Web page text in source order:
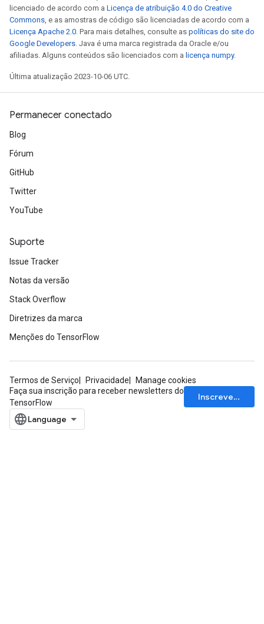
licenciado de acordo com a Licença de atribuição 4.0 do Creative
Commons, e as amostras de código são licenciadas de acordo com a
Licença Apache 2.0. Para mais detalhes, consulte as políticas do site do
Google Developers. Java é uma marca registrada da Oracle e/ou
afiliadas. Alguns conteúdos são licenciados com a licença numpy.
Última atualização 2023-10-06 UTC.
Permanecer conectado
Blog
Fórum
GitHub
Twitter
YouTube
Suporte
Issue Tracker
Notas da versão
Stack Overflow
Diretrizes da marca
Menções do TensorFlow
Termos de Serviço Privacidade
Manage cookies
Faça sua inscrição para receber newsletters do
TensorFlow
Inscrever-se